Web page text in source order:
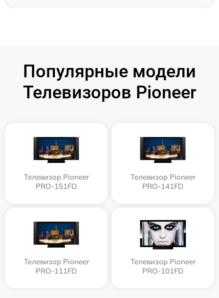
Популярные модели
Телевизоров Pioneer
Телевизор Pioneer
PRO-151FD
Телевизор Pioneer
PRO-141FD
Телевизор Pioneer
PRO-111FD
Телевизор Pioneer
PRO-101FD